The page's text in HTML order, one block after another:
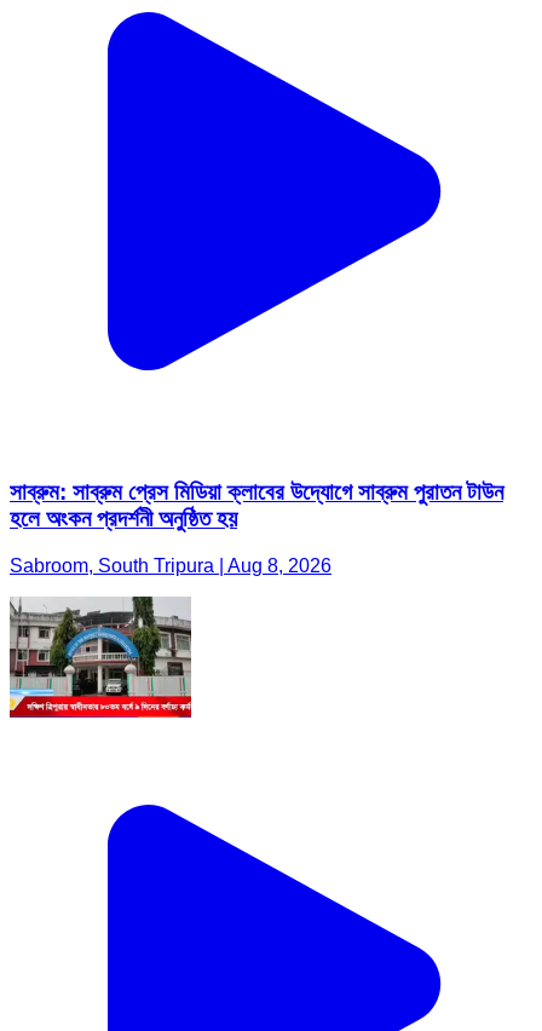
সাব্রুম: সাব্রুম প্রেস মিডিয়া ক্লাবের উদ্যোগে সাব্রুম পুরাতন টাউন
হলে অংকন প্রদর্শনী অনুষ্ঠিত হয়
Sabroom, South Tripura | Aug 8, 2026